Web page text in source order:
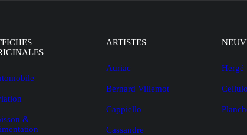
&
ARTISTES
Auriac
Bernard Villemot
Cappiello
Cassandre
Hergé